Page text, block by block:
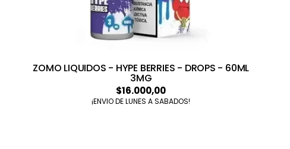
ZOMO LIQUIDOS - HYPE BERRIES - DROPS - 60ML
3MG
$16.000,00
¡ENVIO DE LUNES A SABADOS!